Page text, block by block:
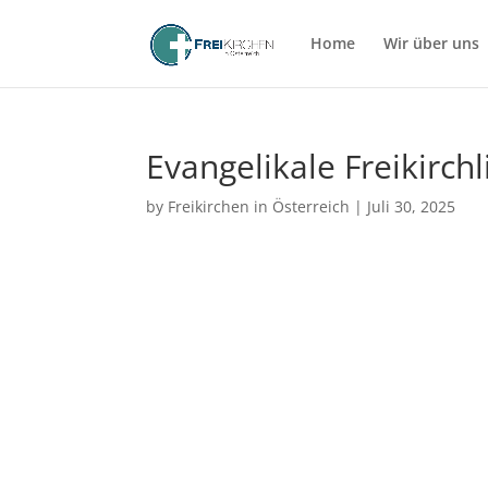
Home Wir über uns
Evangelikale
by Freikirchen in Österreich | Juli 30, 2025